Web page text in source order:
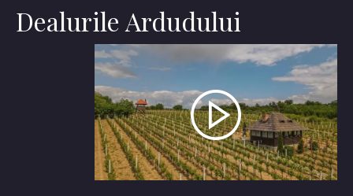
Dealurile Ardudului